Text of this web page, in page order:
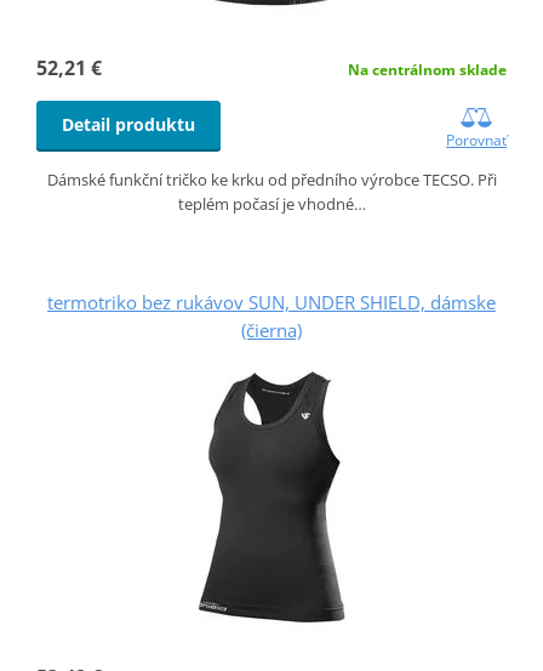
52,21 € Na centrálnom sklade
Detail produktu
Porovnať
Dámské funkční tričko ke krku od předního výrobce TECSO. Při
teplém počasí je vhodné…
termotriko bez rukávov SUN, UNDER SHIELD, dámske
(čierna)